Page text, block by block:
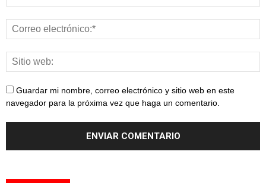
Guardar mi nombre, correo electrónico y sitio web en este
navegador para la próxima vez que haga un comentario.